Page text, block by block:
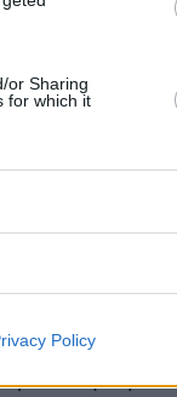
or Sharing
for which it
Policy
μετά την
long-Covid.
οι ασθενείς